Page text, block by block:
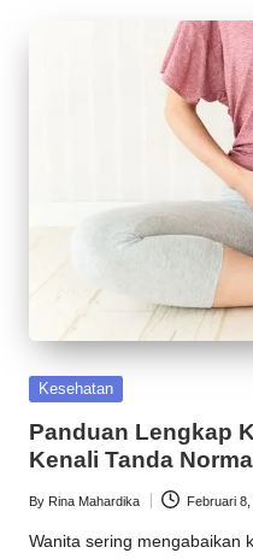
Posted
Kesehatan
Panduan Lengkap
Kenali Tanda
Posted
by
By Rina Mahardika Februari 8,
Wanita sering mengabaikan